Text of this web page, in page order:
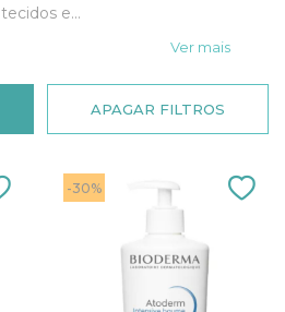
tecidos e...
Ver mais
APAGAR FILTROS
-30%